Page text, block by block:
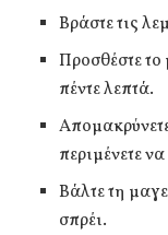
Βράστε τις
Προσθέστε
πέντε λεπτά.
περιμένετε
Βάλτε τη
σπρέι.